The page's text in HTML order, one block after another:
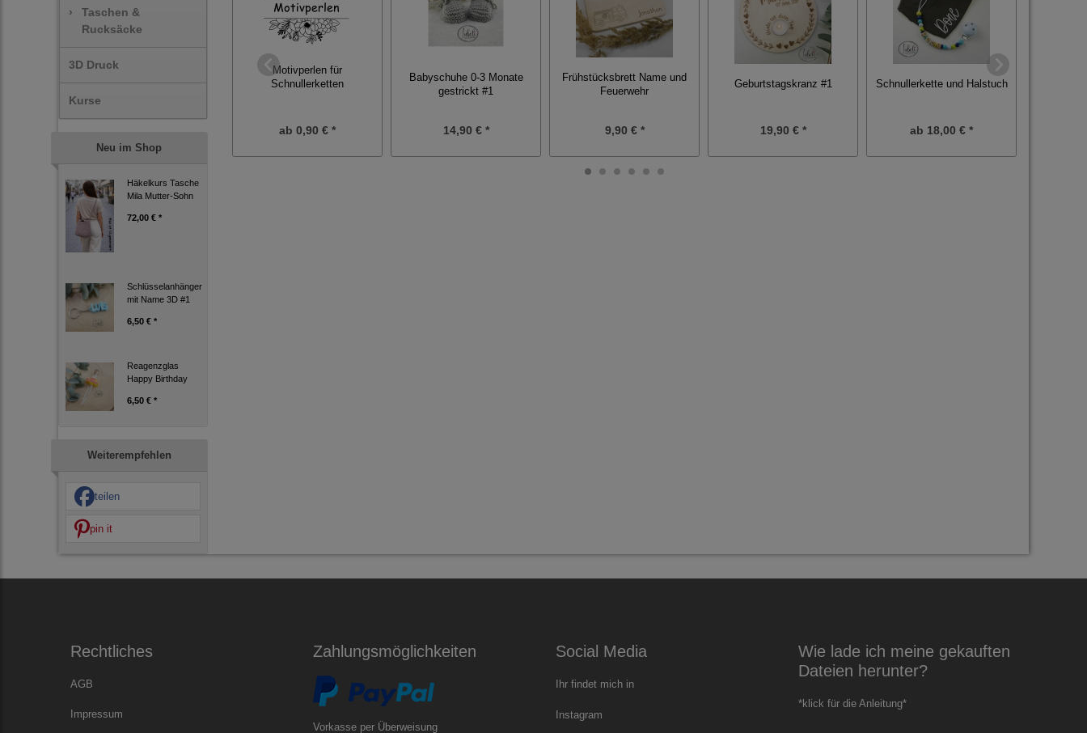
›
Taschen &
Rucksäcke
3D Druck
Kurse
Neu im Shop
Häkelkurs Tasche
Mila Mutter-Sohn
72,00 € *
Schlüsselanhänger
mit Name 3D #1
6,50 € *
Reagenzglas
Happy Birthday
6,50 € *
Weiterempfehlen
teilen
pin it
Motivperlen für
Schnullerketten
ab 0,90 € *
Babyschuhe 0-3 Monate
gestrickt #1
14,90 € *
Frühstücksbrett Name und
Feuerwehr
9,90 € *
Geburtstagskranz #1
19,90 € *
Schnullerkette und Halstuch
ab 18,00 € *
Rechtliches
AGB
Impressum
Zahlungsmöglichkeiten
Vorkasse per Überweisung
Social Media
Ihr findet mich in
Instagram
Wie lade ich meine gekauften
Dateien herunter?
*klick für die Anleitung*